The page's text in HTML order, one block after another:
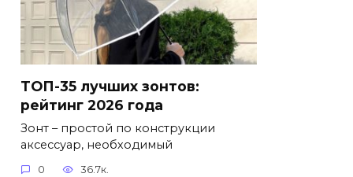
ТОП-35 лучших зонтов:
рейтинг 2026 года
Зонт – простой по конструкции
аксессуар, необходимый
0 36.7к.